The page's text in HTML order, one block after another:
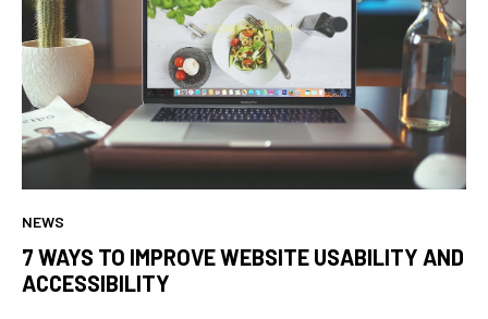
NEWS
7 WAYS TO IMPROVE WEBSITE USABILITY AND
ACCESSIBILITY